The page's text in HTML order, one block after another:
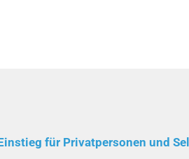
für Privatpersonen und